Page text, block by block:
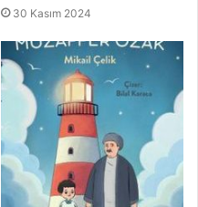
30 Kasım 2024